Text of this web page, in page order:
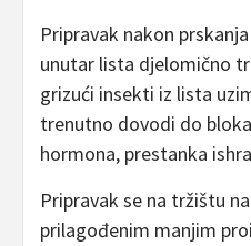
Pripravak nakon
unutar lista djelomično
grizući insekti iz lista
trenutno dovodi do
hormona, prestanka
Pripravak se na tržištu
prilagođenim manjim